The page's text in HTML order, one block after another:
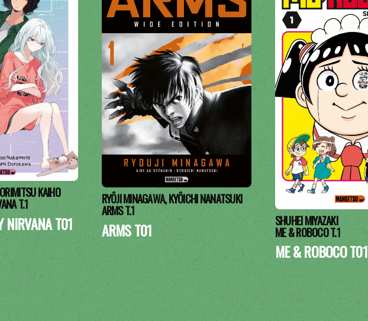
KAIHO
T.1
NIRVANA T01
RYÔJI MINAGAWA, KYÔICHI NANATSUKI
ARMS T.1
ARMS T01 SHUHEI MIYAZAKI
ME & ROBOCO T.1
ME & ROBOCO T01